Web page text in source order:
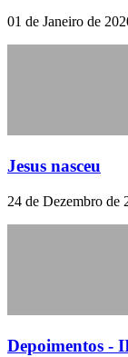
01 de Janeiro de
Jesus nasceu
24 de Dezembro de
Depoimentos -